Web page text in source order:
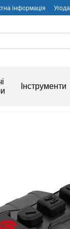
інформація
Інструменти